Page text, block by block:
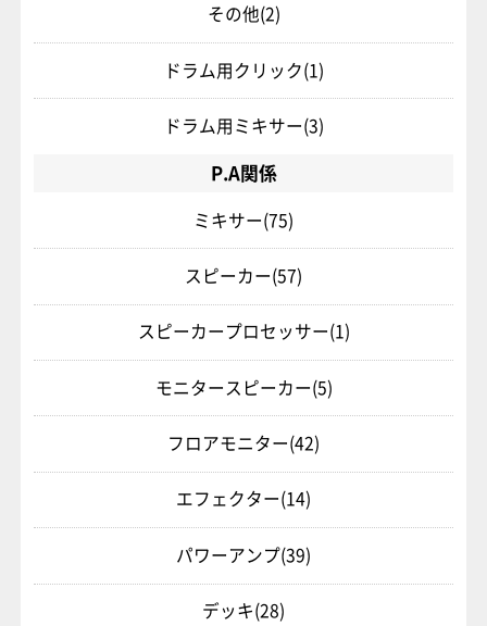
その他(2)
ドラム用クリック(1)
ドラム用ミキサー(3)
P.A関係
ミキサー(75)
スピーカー(57)
スピーカープロセッサー(1)
モニタースピーカー(5)
フロアモニター(42)
エフェクター(14)
パワーアンプ(39)
デッキ(28)